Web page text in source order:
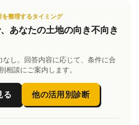
整理するタイミング
あなたの土地の向き不向き
し。回答内容に応じて、条件に合
相談にご案内します。
る 他の活用別診断